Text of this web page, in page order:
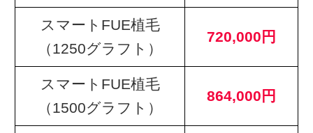
スマートFUE植毛
（1250グラフト）
720,000円
スマートFUE植毛
（1500グラフト）
864,000円